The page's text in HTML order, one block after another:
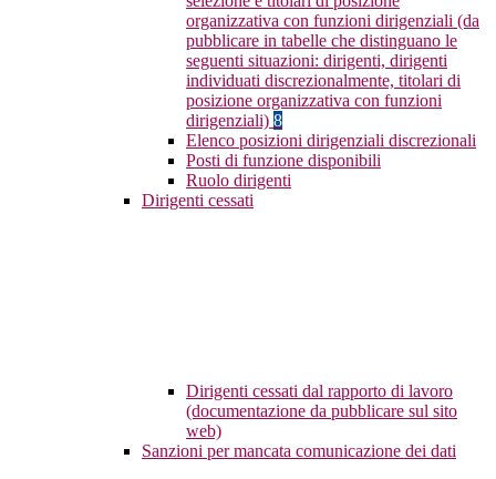
organizzativa con funzioni dirigenziali (da
pubblicare in tabelle che distinguano le
seguenti situazioni: dirigenti, dirigenti
individuati discrezionalmente, titolari di
posizione organizzativa con funzioni
dirigenziali) 8
Elenco posizioni dirigenziali discrezionali
Posti di funzione disponibili
Ruolo dirigenti
Dirigenti cessati
Dirigenti cessati dal rapporto di lavoro
(documentazione da pubblicare sul sito
web)
Sanzioni per mancata comunicazione dei dati